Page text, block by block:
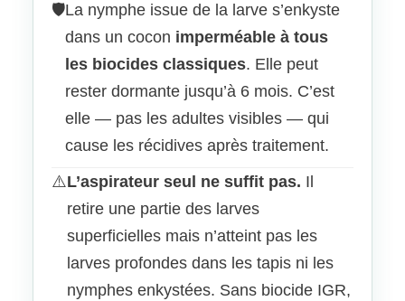
🛡️La nymphe issue de la larve s’enkyste
dans un cocon imperméable à tous
les biocides classiques. Elle peut
rester dormante jusqu’à 6 mois. C’est
elle — pas les adultes visibles — qui
cause les récidives après traitement.
⚠️L’aspirateur seul ne suffit pas. Il
retire une partie des larves
superficielles mais n’atteint pas les
larves profondes dans les tapis ni les
nymphes enkystées. Sans biocide IGR,